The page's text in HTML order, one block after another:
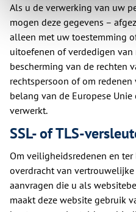
Als u de verwerking van uw
mogen deze gegevens –
alleen met uw toestemming
uitoefenen of verdedigen
bescherming van de rechten
rechtspersoon of om
belang van de Europese
verwerkt.
SSL- of TLS-
Om veiligheidsredenen en
overdracht van
aanvragen die u als
maakt deze website gebruik